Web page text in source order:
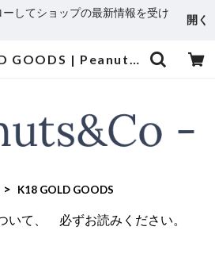
してショップの最新情報を受け
開く
K18 GOLD GOODS | Peanuts&Co
K18 GOLD GOODS
いて、 必ずお読みください。